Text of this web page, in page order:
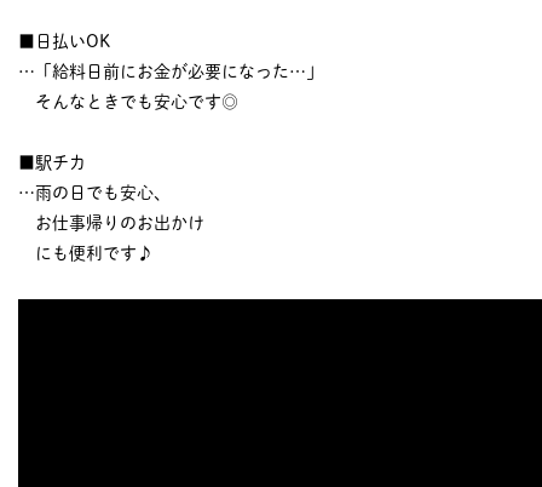
■日払いOK
…「給料日前にお金が必要になった…」
そんなときでも安心です◎
■駅チカ
…雨の日でも安心、
お仕事帰りのお出かけ
にも便利です♪